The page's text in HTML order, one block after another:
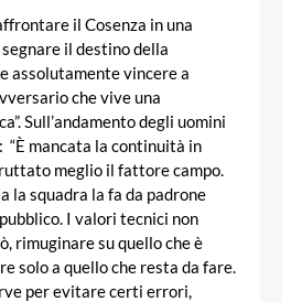
il Cosenza in una
il destino della
assolutamente vincere a
che vive una
Sull’andamento degli uomini
“È mancata la continuità in
meglio il fattore campo.
la squadra la fa da padrone
I valori tecnici non
rimuginare su quello che è
solo a quello che resta da fare.
per evitare certi errori,